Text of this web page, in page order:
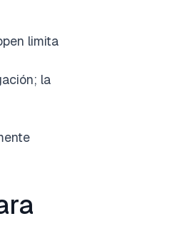
limita
la